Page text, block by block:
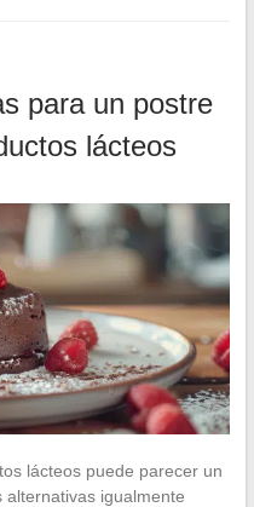
para un postre
lácteos
lácteos puede parecer un
igualmente